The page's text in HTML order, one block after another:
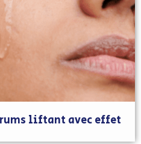
liftant avec effet